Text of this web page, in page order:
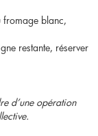
fromage blanc,
restante, réserver
d’une opération